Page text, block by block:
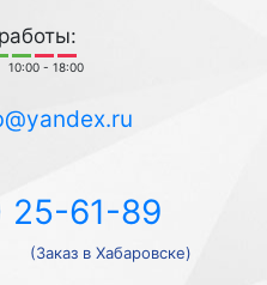
10:00 - 18:00
25-61-89
(Заказ в Хабаровске)